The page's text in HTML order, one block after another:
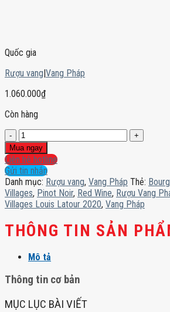
Quốc gia
Rượu vang|Vang Pháp
1.060.000₫
Còn hàng
Rượu
Vang
Pháp
Côte
De
Nuits-
Villages
Louis
Latour
2020
lượng
Mua ngay
Liên hệ hotline
Gửi tin nhắn
Danh mục: Rượu vang, Vang Pháp Thẻ:
Villages, Pinot Noir, Red Wine, Rượu Vang
Villages Louis Latour 2020, Vang Pháp
THÔNG TIN SẢN
Mô tả
Thông tin cơ bản
MỤC LỤC BÀI VIẾT